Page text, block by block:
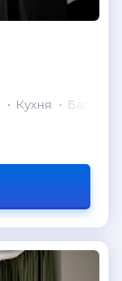
Кухня
Балкон